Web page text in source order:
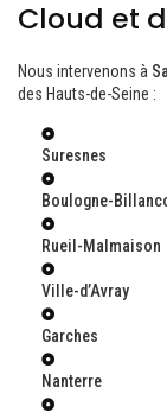
Cloud et
Nous intervenons à
des Hauts-de-Seine :
Suresnes
Boulogne-
Rueil-Malmaison
Ville-d’Avray
Garches
Nanterre